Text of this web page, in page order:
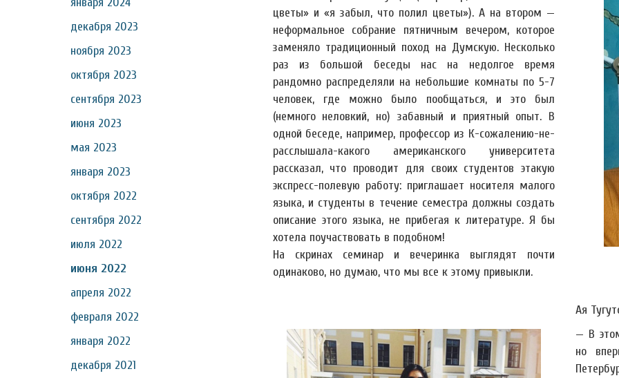
декабря 2023
ноября 2023
октября 2023
сентября 2023
июня 2023
мая 2023
января 2023
октября 2022
сентября 2022
июля 2022
июня 2022
апреля 2022
февраля 2022
января 2022
декабря 2021
цветы» и «я забыл, что полил цветы»). А на втором —
неформальное собрание пятничным вечером, которое
заменяло традиционный поход на Думскую. Несколько
раз из большой беседы нас на недолгое время
рандомно распределяли на небольшие комнаты по 5-7
человек, где можно было пообщаться, и это был
(немного неловкий, но) забавный и приятный опыт. В
одной беседе, например, профессор из К-сожалению-не-
расслышала-какого американского университета
рассказал, что проводит для своих студентов этакую
экспресс-полевую работу: приглашает носителя малого
языка, и студенты в течение семестра должны создать
описание этого языка, не прибегая к литературе. Я бы
хотела поучаствовать в подобном!
На скринах семинар и вечеринка выглядят почти
одинаково, но думаю, что мы все к этому привыкли.
Ая
— В
но